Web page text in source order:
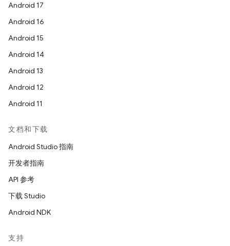
Android 17
Android 16
Android 15
Android 14
Android 13
Android 12
Android 11
文档和下载
Android Studio 指南
开发者指南
API 参考
下载 Studio
Android NDK
支持